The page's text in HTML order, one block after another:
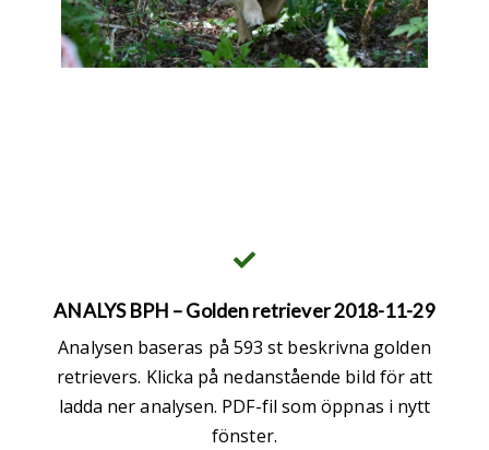
ANALYS BPH – Golden retriever 2018-11-29
Analysen baseras på 593 st beskrivna golden
retrievers. Klicka på nedanstående bild för att
ladda ner analysen. PDF-fil som öppnas i nytt
fönster.